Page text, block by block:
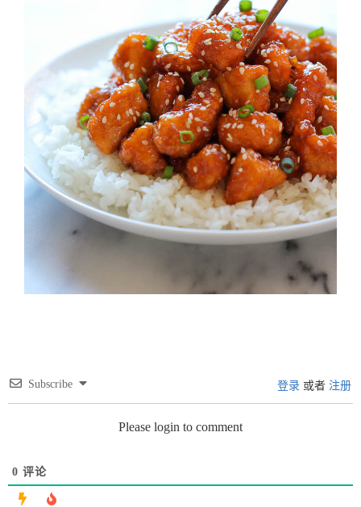
Subscribe 登录 或者 注册
Please login to comment
0 评论